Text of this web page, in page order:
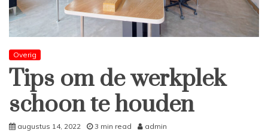
Overig
Tips om de werkplek
schoon te houden
augustus 14, 2022 3 min read admin